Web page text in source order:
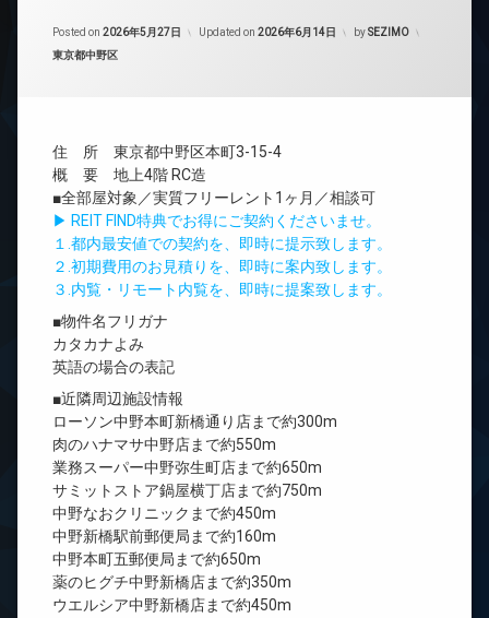
Posted on 2026年5月27日 Updated on 2026年6月14日 bySEZIMO
カテゴリー:
東京都中野区
住 所 東京都中野区本町3-15-4
概 要 地上4階 RC造
■全部屋対象／実質フリーレント1ヶ月／相談可
▶ REIT FIND特典でお得にご契約くださいませ。
１.都内最安値での契約を、即時に提示致します。
２.初期費用のお見積りを、即時に案内致します。
３.内覧・リモート内覧を、即時に提案致します。
■物件名フリガナ
カタカナよみ
英語の場合の表記
■近隣周辺施設情報
ローソン中野本町新橋通り店まで約300m
肉のハナマサ中野店まで約550m
業務スーパー中野弥生町店まで約650m
サミットストア鍋屋横丁店まで約750m
中野なおクリニックまで約450m
中野新橋駅前郵便局まで約160m
中野本町五郵便局まで約650m
薬のヒグチ中野新橋店まで約350m
ウエルシア中野新橋店まで約450m